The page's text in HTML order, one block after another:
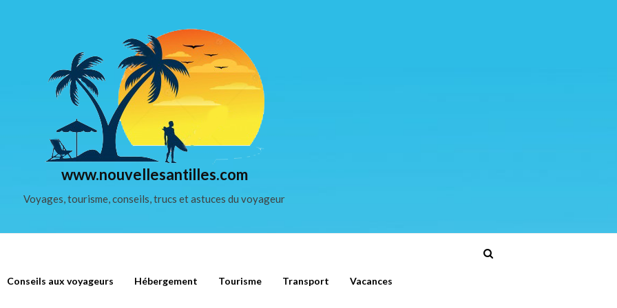
www.nouvellesantilles.com
Voyages, tourisme, conseils, trucs et astuces du voyageur
Conseils aux voyageurs Hébergement Tourisme Transport Vacances